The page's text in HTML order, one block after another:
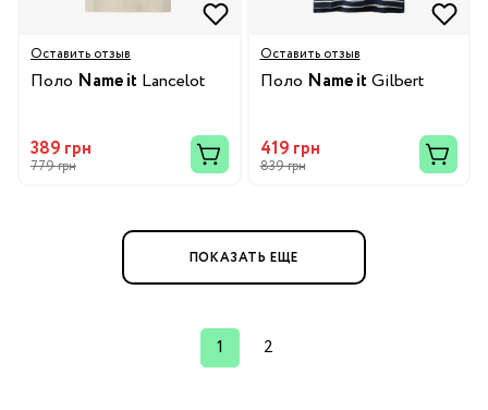
Оставить отзыв
Поло Name it Lancelot
389 грн
779 грн
Оставить отзыв
Поло Name it Gilbert
419 грн
839 грн
ПОКАЗАТЬ ЕЩЕ
1 2